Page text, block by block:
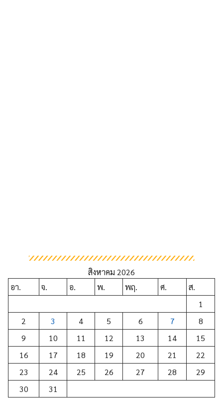
สิงหาคม 2026
อา.
จ. อ. พ. พฤ. ศ.
ส.
1
2
3 4 5 6 7
8
9
10 11 12 13 14
15
16
17 18 19 20 21
22
23
24 25 26 27 28
29
30
31